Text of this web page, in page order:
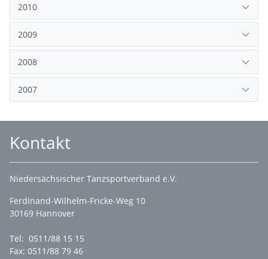
2010
2009
2008
2007
Kontakt
Niedersächsischer Tanzsportverband e.V.
Ferdinand-Wilhelm-Fricke-Weg 10
30169 Hannover
Tel: 0511/88 15 15
Fax: 0511/88 79 46